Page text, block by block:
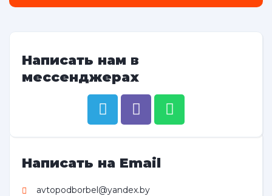
Написать нам в
мессенджерах
Написать на Email
avtopodborbel@yandex.by